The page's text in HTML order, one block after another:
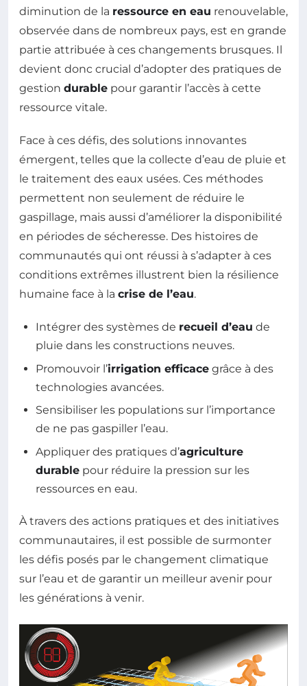
diminution de la ressource en eau renouvelable,
observée dans de nombreux pays, est en grande
partie attribuée à ces changements brusques. Il
devient donc crucial d’adopter des pratiques de
gestion durable pour garantir l’accès à cette
ressource vitale.
Face à ces défis, des solutions innovantes
émergent, telles que la collecte d’eau de pluie et
le traitement des eaux usées. Ces méthodes
permettent non seulement de réduire le
gaspillage, mais aussi d’améliorer la disponibilité
en périodes de sécheresse. Des histoires de
communautés qui ont réussi à s’adapter à ces
conditions extrêmes illustrent bien la résilience
humaine face à la crise de l’eau.
Intégrer des systèmes de recueil d’eau de
pluie dans les constructions neuves.
Promouvoir l’irrigation efficace grâce à des
technologies avancées.
Sensibiliser les populations sur l’importance
de ne pas gaspiller l’eau.
Appliquer des pratiques d’agriculture
durable pour réduire la pression sur les
ressources en eau.
À travers des actions pratiques et des initiatives
communautaires, il est possible de surmonter
les défis posés par le changement climatique
sur l’eau et de garantir un meilleur avenir pour
les générations à venir.